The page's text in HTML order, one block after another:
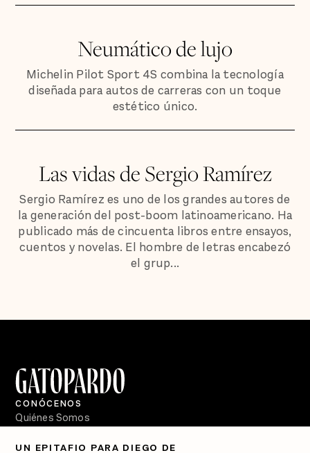
Neumático de lujo
Michelin Pilot Sport 4S combina la tecnología
diseñada para autos de carreras con un toque
estético único.
Las vidas de Sergio Ramírez
Sergio Ramírez es uno de los grandes autores de
la generación del post-boom latinoamericano. Ha
publicado más de cincuenta libros entre ensayos,
cuentos y novelas. El hombre de letras encabezó
el grup...
UN EPITAFIO PARA DIEGO DE
CONÓCENOS
Quiénes Somos